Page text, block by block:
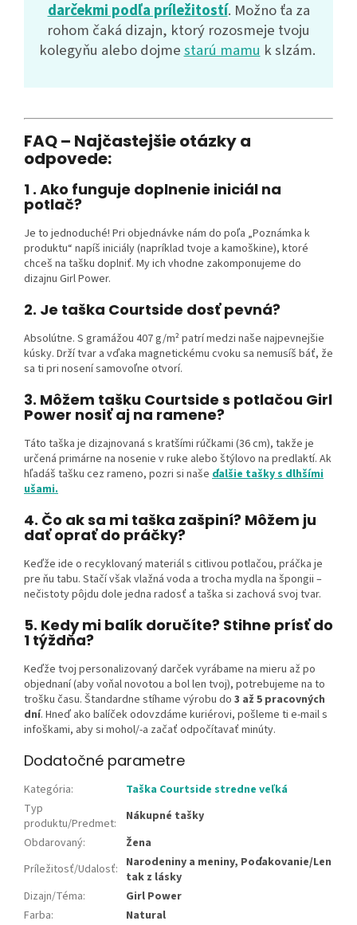
darčekmi podľa príležitostí. Možno ťa za
rohom čaká dizajn, ktorý rozosmeje tvoju
kolegyňu alebo dojmestarú mamu k slzám.
FAQ – Najčastejšie otázky a
odpovede:
1 . Ako funguje doplnenie iniciál na
potlač?
Je to jednoduché! Pri objednávke nám do poľa „Poznámka k
produktu“ napíš iniciály (napríklad tvoje a kamoškine), ktoré
chceš na tašku doplniť. My ich vhodne zakomponujeme do
dizajnu Girl Power.
2. Je taška Courtside dosť pevná?
Absolútne. S gramážou 407 g/m² patrí medzi naše najpevnejšie
kúsky. Drží tvar a vďaka magnetickému cvoku sa nemusíš báť, že
sa ti pri nosení samovoľne otvorí.
3. Môžem tašku Courtside s potlačou Girl
Power nosiť aj na ramene?
Táto taška je dizajnovaná s kratšími rúčkami (36 cm), takže je
určená primárne na nosenie v ruke alebo štýlovo na predlaktí. Ak
hľadáš tašku cez rameno, pozri si naše ďalšie tašky s dlhšími
ušami.
4. Čo ak sa mi taška zašpiní? Môžem ju
dať oprať do práčky?
Keďže ide o recyklovaný materiál s citlivou potlačou, práčka je
pre ňu tabu. Stačí však vlažná voda a trocha mydla na špongii –
nečistoty pôjdu dole jedna radosť a taška si zachová svoj tvar.
5. Kedy mi balík doručíte? Stihne prísť do
1 týždňa?
Keďže tvoj personalizovaný darček vyrábame na mieru až po
objednaní (aby voňal novotou a bol len tvoj), potrebujeme na to
trošku času. Štandardne stíhame výrobu do 3 až 5 pracovných
dní. Hneď ako balíček odovzdáme kuriérovi, pošleme ti e-mail s
infoškami, aby si mohol/-a začať odpočítavať minúty.
Dodatočné parametre
Kategória:
Taška Courtside stredne veľká
Typ
produktu/Predmet:
Nákupné tašky
Obdarovaný:
Žena
Príležitosť/Udalosť: Narodeniny a meniny, Poďakovanie/Len
tak z lásky
Dizajn/Téma:
Girl Power
Farba: Natural